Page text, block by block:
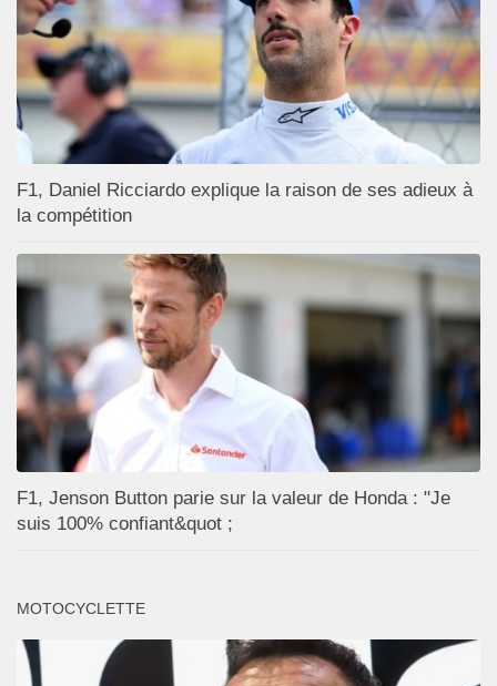
F1, Daniel Ricciardo explique la raison de ses adieux à
la compétition
F1, Jenson Button parie sur la valeur de Honda : "Je
suis 100% confiant&quot ;
MOTOCYCLETTE